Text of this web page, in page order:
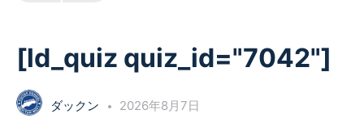
[ld_quiz quiz_id="7042"]
ダックン 2026年8月7日